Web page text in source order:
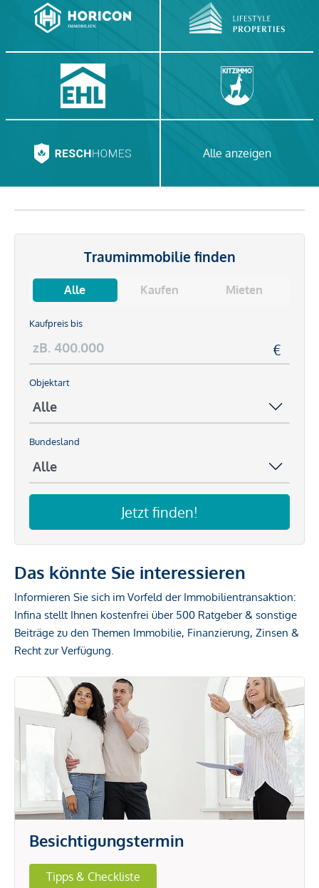
Alle anzeigen
Traumimmobilie finden
Alle Kaufen Mieten
Kaufpreis bis
Objektart
Bundesland
Jetzt finden!
Das könnte Sie interessieren
Informieren Sie sich im Vorfeld der Immobilientransaktion:
Infina stellt Ihnen kostenfrei über 500 Ratgeber & sonstige
Beiträge zu den Themen Immobilie, Finanzierung, Zinsen &
Recht zur Verfügung.
Besichtigungstermin
Tipps & Checkliste